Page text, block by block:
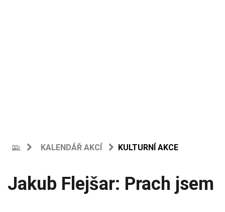
KALENDÁŘ AKCÍ KULTURNÍ AKCE
Jakub Flejšar: Prach jsem